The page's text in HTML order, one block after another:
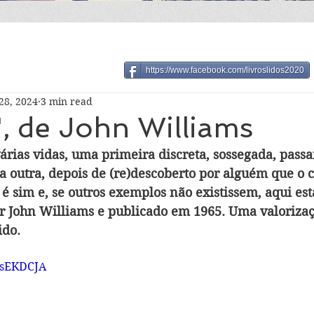
de John Williams
2024 3 min read
vidas, uma primeira discreta, sossegada,
outra, depois de (re)descoberto por alguém que o
sim e, se outros exemplos não existissem, aqui
John Williams e publicado em 1965. Uma
https://www.facebook.com/livroslidos2020